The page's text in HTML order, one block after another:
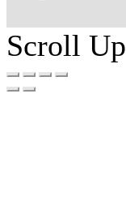
Scroll Up